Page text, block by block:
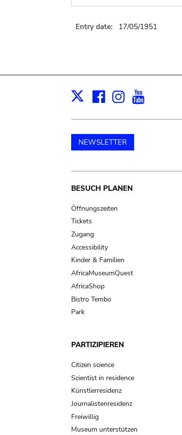
Entry date: 17/05/1951
X Facebook
Instagram
NEWSLETTER
Main
navigation
BESUCH PLANEN
Öffnungszeiten
Tickets
Zugang
Accessibility
Kinder & Familien
AfricaMuseumQuest
AfricaShop
Bistro Tembo
Park
PARTIZIPIEREN
Citizen science
Scientist in residence
Künstlerresidenz
Journalistenresidenz
Freiwillig
Museum unterstützen